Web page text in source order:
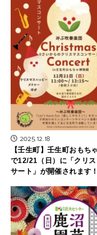
2025.12.18
【壬生町】壬生町おもち
で12/21（日）に「クリ
サート」が開催されます！